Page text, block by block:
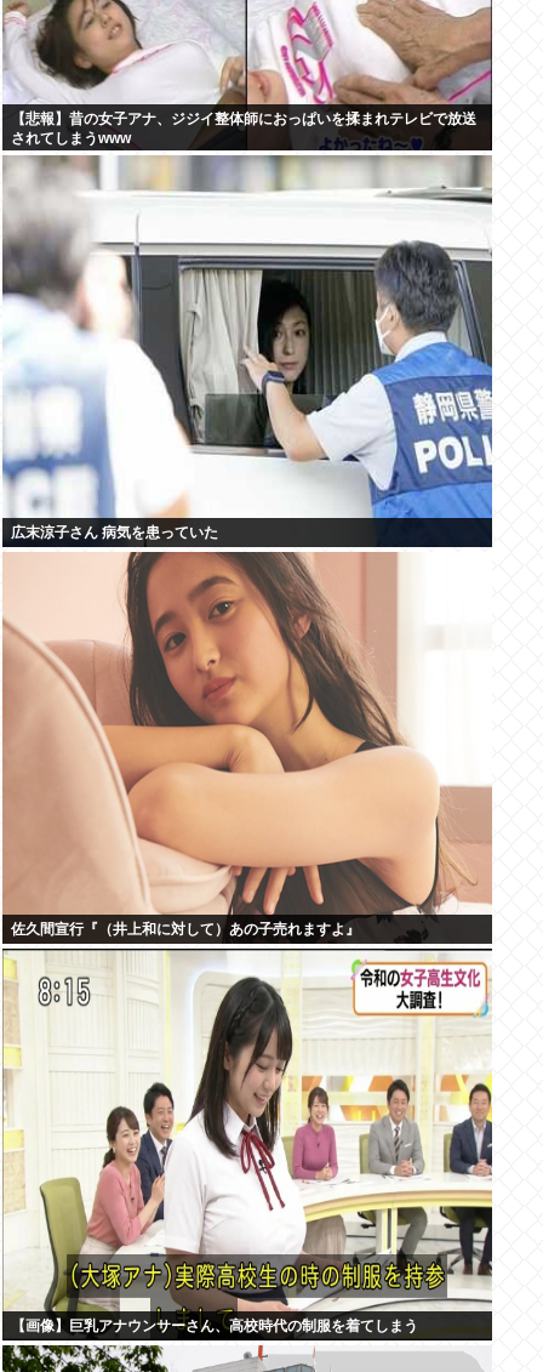
【悲報】昔の女子アナ、ジジイ整体師におっぱいを揉まれテレビで放送
されてしまうwww
広末涼子さん 病気を患っていた
佐久間宣行『（井上和に対して）あの子売れますよ』
【画像】巨乳アナウンサーさん、高校時代の制服を着てしまう